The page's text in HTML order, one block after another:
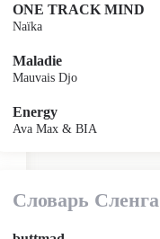
ONE TRACK MIND
Naïka
Maladie
Mauvais Djo
Energy
Ava Max & BIA
Словарь Сленга